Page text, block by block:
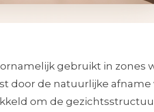
gebruikt in zones
door de natuurlijke afname
om de